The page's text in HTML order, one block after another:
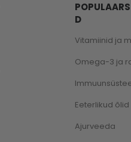
D
Vitamiinid ja
Omega-3 ja
Eeterlikud õlid
Ajurveeda